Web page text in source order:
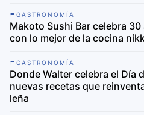
GASTRONOMÍA
Makoto Sushi Bar celebra
con lo mejor de la cocina
GASTRONOMÍA
Donde Walter celebra el Día
nuevas recetas que
leña